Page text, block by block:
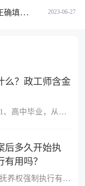
2023-06-27
微动态
么？政工师含金
政工师的申报条件是：1、高中毕业，从事思想政治工作三年以上;2、大
后多久开始执
用吗？
抚养权强制执行有用吗抚养权强制执行有用，抚养权也是可以申请强制